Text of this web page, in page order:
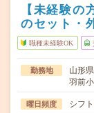
【未経験
のセット・
職種未経験OK
勤務地
山形
羽前
曜日頻度 シフ